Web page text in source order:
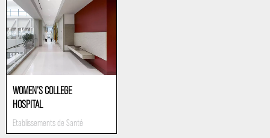
WOMEN’S COLLEGE
HOSPITAL
Etablissements de Santé